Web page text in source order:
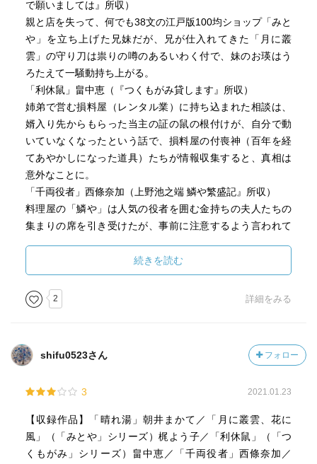
で願いましては』所収）
親と店を失って、何でも38文の江戸版100均ショップ「みと
や」を立ち上げた兄妹だが、兄が仕入れてきた「月に叢
雲」の守り刀は祟りの噂のあるいわく付で、妹のお瑛はう
ろたえて一騒動持ち上がる。
「利休鼠」畠中恵（『つくもがみ貸します』所収）
姉弟で営む損料屋（レンタル業）に持ち込まれた相談は、
婿入り先からもらった当主の証の鼠の根付けが、自分で動
いていなくなったという話で、損料屋の付喪神（百年を経
てあやかしになった道具）たちが情報収集すると、真相は
意外なことに。
「千両役者」西條奈加（上野池之端 鱗や繁盛記』所収）
料理屋の「鱗や」は人気の役者を囲む金持ちの夫人たちの
集まりの席を引き受けたが、事前に注意するよう言われて
朗は犯人を推理し、大事にならないにきっちり解決策まで
手を回す。
「坊主の壺」宮部みゆき（『お文の影』所収）
ちょっと怖い怪談仕立て。
人々の救済に力を尽くす。家族を失ったが命を救われて田
家に奉公したおつぎは、主が持つ掛け軸の絵に書かれてい
た。おつぎは主から重大なことを明かされ、次の代を託さ
れることになる。
続きを読む
2 詳細をみる
shifu0523さん フォロー
3 2021.01.23
【収録作品】「晴れ湯」朝井まかて／「月に叢雲、花に
風」（「みとや」シリーズ）梶よう子／「利休鼠」（「つ
くもがみ」シリーズ）畠中恵／「千両役者」西條奈加／